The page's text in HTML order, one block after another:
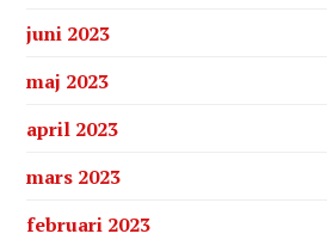
juni 2023
maj 2023
april 2023
mars 2023
februari 2023